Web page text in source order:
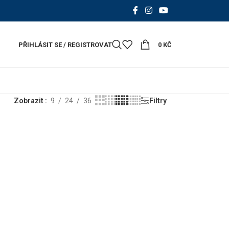
PŘIHLÁSIT SE / REGISTROVAT 0 KČ
Zobrazit 9 24 36 Filtry